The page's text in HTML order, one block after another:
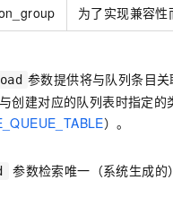
为了实现兼容性
参数提供将与队列条目
创建对应的队列表时指定的
）。
参数检索唯一（系统生成的